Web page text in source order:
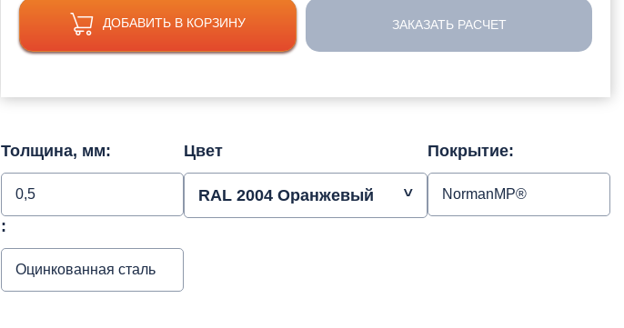
ДОБАВИТЬ В КОРЗИНУ ЗАКАЗАТЬ РАСЧЕТ
Толщина, мм:
0,5
Цвет
RAL 2004 Оранжевый
Покрытие:
NormanMP®
:
Оцинкованная сталь